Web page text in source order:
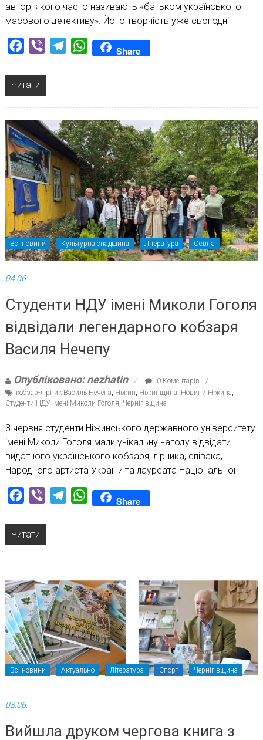
автор, якого часто називають «батьком українського
масового детективу». Його творчість уже сьогодні
Facebook
Viber TelegramWhatsAppShare
Читати
Всі новини Культурна спадщина Література Освіта
04.06.
Студенти НДУ імені Миколи Гоголя
відвідали легендарного кобзаря
Василя Нечепу
Опубліковано: nezhatin
0 Коментарів
кобзар-лірник Василь Нечепа, Ніжин, Ніжинщина, Новини Ніжина,
Студенти НДУ імені Миколи Гоголя, Чернігівщина
3 червня студенти Ніжинського державного університету
імені Миколи Гоголя мали унікальну нагоду відвідати
видатного українського кобзаря, лірника, співака,
Народного артиста України та лауреата Національної
Facebook
Viber TelegramWhatsAppShare
Читати
Всі новини Актуально Література Спорт Чернігівщина
03.06.
Вийшла друком чергова книга з